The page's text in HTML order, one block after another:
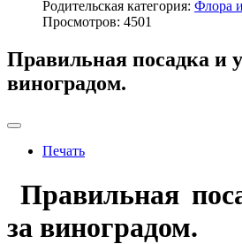
Родительская категория: Флора
Просмотров: 4501
Правильная посадка и
виноградом.
Печать
Правильная
за виноградом.